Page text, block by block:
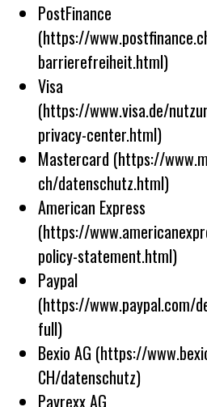
PostFinance
(https://
barrierefreiheit.html)
Visa
(https://www.visa.de/
privacy-center.html)
Mastercard (https://
ch/datenschutz.html)
American Express
(https://
policy-statement.html)
Paypal
(https://www.paypal.com/
full)
Bexio AG (https://
CH/datenschutz)
Payrexx AG